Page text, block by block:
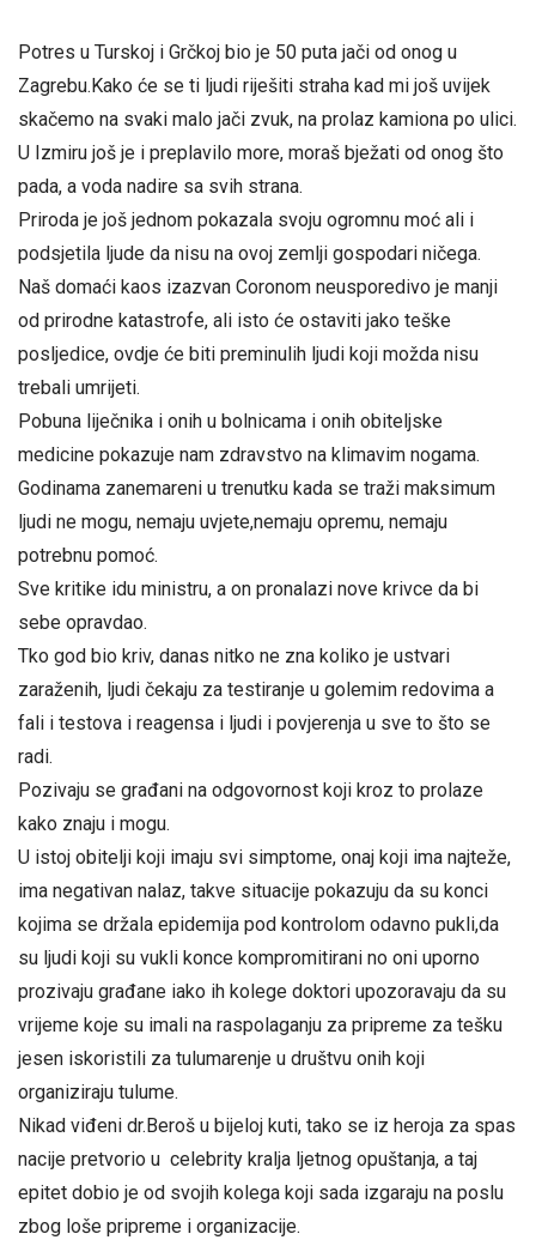
Potres u Turskoj i Grčkoj bio je 50 puta jači od onog u
Zagrebu.Kako će se ti ljudi riješiti straha kad mi još uvijek
skačemo na svaki malo jači zvuk, na prolaz kamiona po ulici.
U Izmiru još je i preplavilo more, moraš bježati od onog što
pada, a voda nadire sa svih strana.
Priroda je još jednom pokazala svoju ogromnu moć ali i
podsjetila ljude da nisu na ovoj zemlji gospodari ničega.
Naš domaći kaos izazvan Coronom neusporedivo je manji
od prirodne katastrofe, ali isto će ostaviti jako teške
posljedice, ovdje će biti preminulih ljudi koji možda nisu
trebali umrijeti.
Pobuna liječnika i onih u bolnicama i onih obiteljske
medicine pokazuje nam zdravstvo na klimavim nogama.
Godinama zanemareni u trenutku kada se traži maksimum
ljudi ne mogu, nemaju uvjete,nemaju opremu, nemaju
potrebnu pomoć.
Sve kritike idu ministru, a on pronalazi nove krivce da bi
sebe opravdao.
Tko god bio kriv, danas nitko ne zna koliko je ustvari
zaraženih, ljudi čekaju za testiranje u golemim redovima a
fali i testova i reagensa i ljudi i povjerenja u sve to što se
radi.
Pozivaju se građani na odgovornost koji kroz to prolaze
kako znaju i mogu.
U istoj obitelji koji imaju svi simptome, onaj koji ima najteže,
ima negativan nalaz, takve situacije pokazuju da su konci
kojima se držala epidemija pod kontrolom odavno pukli,da
su ljudi koji su vukli konce kompromitirani no oni uporno
prozivaju građane iako ih kolege doktori upozoravaju da su
vrijeme koje su imali na raspolaganju za pripreme za tešku
jesen iskoristili za tulumarenje u društvu onih koji
organiziraju tulume.
Nikad viđeni dr.Beroš u bijeloj kuti, tako se iz heroja za spas
nacije pretvorio u celebrity kralja ljetnog opuštanja, a taj
epitet dobio je od svojih kolega koji sada izgaraju na poslu
zbog loše pripreme i organizacije.